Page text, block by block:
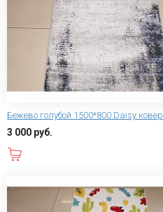
Бежево голубой 1500*800 Daisy ковер
3 000 руб.